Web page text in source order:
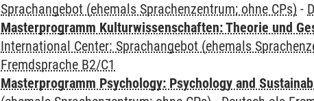
Sprachangebot (ehemals Sprachenzentrum; ohne CPs) -
Masterprogramm Kulturwissenschaften: Theorie und
International Center: Sprachangebot (ehemals
Fremdsprache B2/C1
Masterprogramm Psychology: Psychology and